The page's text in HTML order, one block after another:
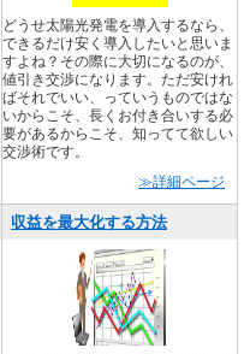
どうせ太陽光発電を導入するなら、
できるだけ安く導入したいと思いま
すよね？その際に大切になるのが、
値引き交渉になります。ただ安けれ
ばそれでいい、っていうものではな
いからこそ、長くお付き合いする必
要があるからこそ、知ってて欲しい
交渉術です。
≫詳細ページ
収益を最大化する方法